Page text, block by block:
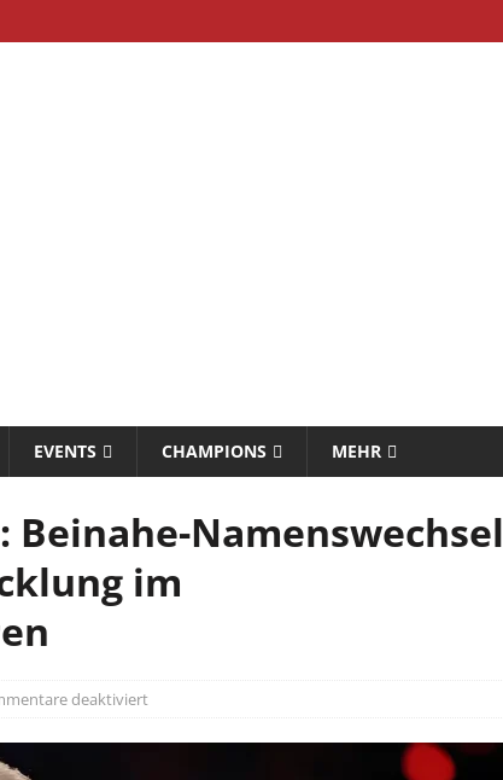
EVENTS CHAMPIONS MEHR
Beinahe-Namenswechsel
im
deaktiviert